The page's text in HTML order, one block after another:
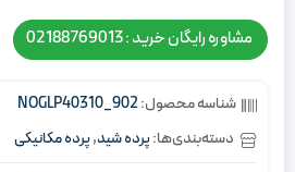
مشاوره رایگان خرید : 02188769013
شناسه محصول:NOGLP40310_902
دسته‌بندی‌ها:پرده شید,پرده مکانیکی